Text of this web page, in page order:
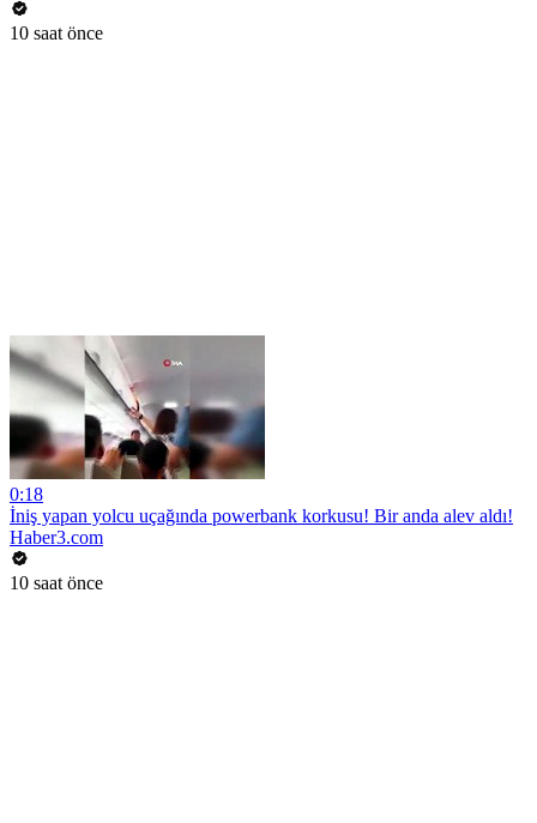
10 saat önce
0:18
İniş yapan yolcu uçağında powerbank korkusu! Bir anda alev aldı!
Haber3.com
10 saat önce